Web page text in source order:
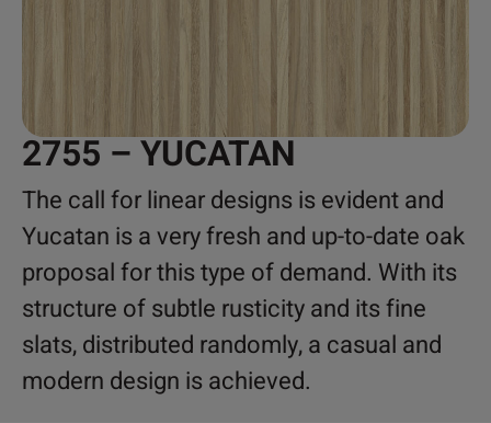
2755 – YUCATAN
The call for linear designs is evident and
Yucatan is a very fresh and up-to-date oak
proposal for this type of demand. With its
structure of subtle rusticity and its fine
slats, distributed randomly, a casual and
modern design is achieved.